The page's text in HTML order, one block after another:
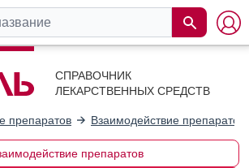
СПРАВОЧНИК
ЛЕКАРСТВЕННЫХ СРЕДСТВ
препаратов Взаимодействие препаратов
препаратов